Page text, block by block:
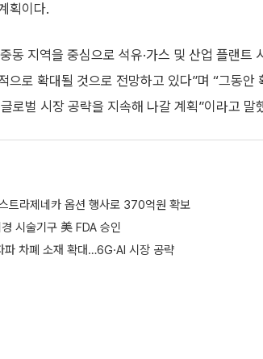
획이다.
동 지역을 중심으로 석유·가스 및 산업 플랜
으로 확대될 것으로 전망하고 있다”며 “그동
로벌 시장 공략을 지속해 나갈 계획”이라고 말
트라제네카 옵션 행사로 370억원 확보
시술기구 美 FDA 승인
파 차폐 소재 확대…6G·AI 시장 공략